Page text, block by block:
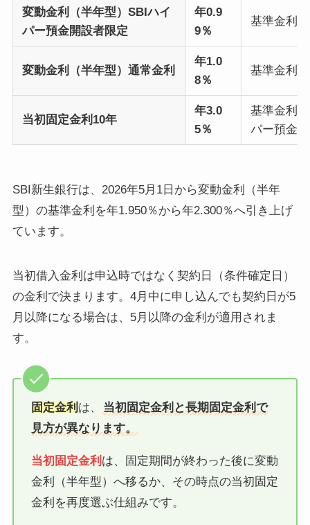
変動金利（半年型）SBIハイ
パー預金開設者限定
年0.9
9％
基準金利
変動金利（半年型）通常金利
年1.0
8％
基準金利
当初固定金利10年
年3.0
5％
基準金利
パー預金
SBI新生銀行は、2026年5月1日から変動金利（半年
型）の基準金利を年1.950％から年2.300％へ引き上げ
ています。
当初借入金利は申込時ではなく契約日（条件確定日）
の金利で決まります。4月中に申し込んでも契約日が5
月以降になる場合は、5月以降の金利が適用されま
す。
固定金利 は、
当初固定金利と長期固定金利で
見方が異なります。
当初固定金利 は、固定期間が終わった後に変動
金利（半年型）へ移るか、その時点の当初固定
金利を再度選ぶ仕組みです。